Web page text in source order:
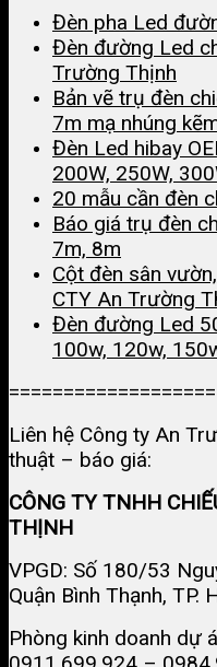
Đèn pha Led
Đèn đường Led
Trường Thịnh
Bản vẽ trụ đèn
7m mạ nhúng
Đèn Led hibay
200W, 250W,
20 mẫu cần đèn
Báo giá trụ đèn
7m, 8m
Cột đèn sân
CTY An Trường
Đèn đường Led
100w, 120w,
Liên hệ Công ty An
thuật – báo giá:
CÔNG TY TNHH
THỊNH
VPGD: Số 180/53
Quận Bình Thạnh, TP.
Phòng kinh doanh dự